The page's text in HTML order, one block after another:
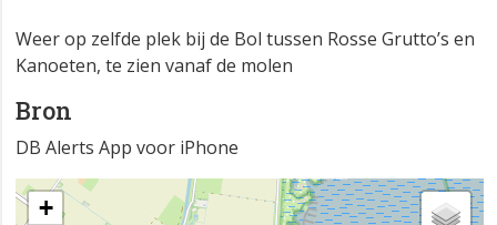
Weer op zelfde plek bij de Bol tussen Rosse Grutto’s en
Kanoeten, te zien vanaf de molen
Bron
DB Alerts App voor iPhone
+